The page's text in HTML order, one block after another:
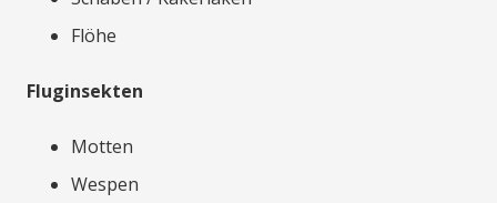
Flöhe
Fluginsekten
Motten
Wespen